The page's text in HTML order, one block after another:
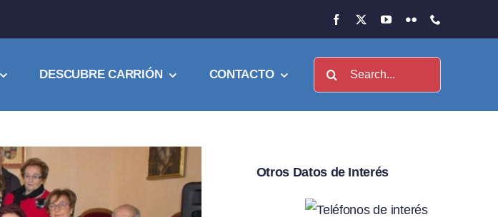
DESCUBRE CARRIÓN CONTACTO Buscar:
Otros Datos de Interés